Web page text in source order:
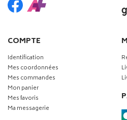
COMPTE
Identification
Mes coordonnées
Mes commandes
Mon panier
Mes favoris
Ma messagerie